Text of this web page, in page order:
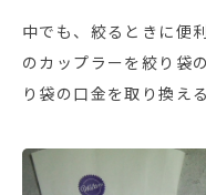
中でも、絞るときに便
のカップラーを絞り袋
り袋の口金を取り換え